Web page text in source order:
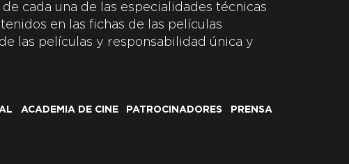
cada una de las especialidades técnicas
en las fichas de las películas
las películas y responsabilidad única y
ACADEMIA DE CINE PATROCINADORES
PRENSA